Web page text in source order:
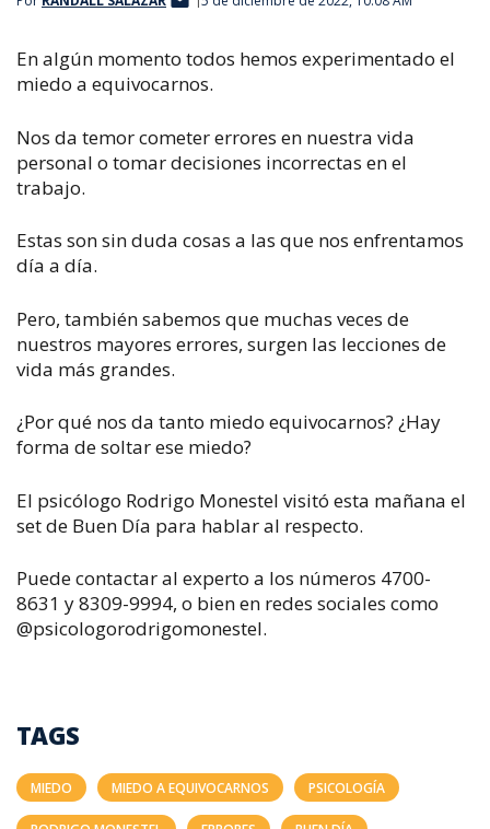
En algún momento todos hemos experimentado el
miedo a equivocarnos.
Nos da temor cometer errores en nuestra vida
personal o tomar decisiones incorrectas en el
trabajo.
Estas son sin duda cosas a las que nos enfrentamos
día a día.
Pero, también sabemos que muchas veces de
nuestros mayores errores, surgen las lecciones de
vida más grandes.
¿Por qué nos da tanto miedo equivocarnos? ¿Hay
forma de soltar ese miedo?
El psicólogo Rodrigo Monestel visitó esta mañana el
set de Buen Día para hablar al respecto.
Puede contactar al experto a los números 4700-
8631 y 8309-9994, o bien en redes sociales como
@psicologorodrigomonestel.
TAGS
MIEDO MIEDO A EQUIVOCARNOS PSICOLOGÍA